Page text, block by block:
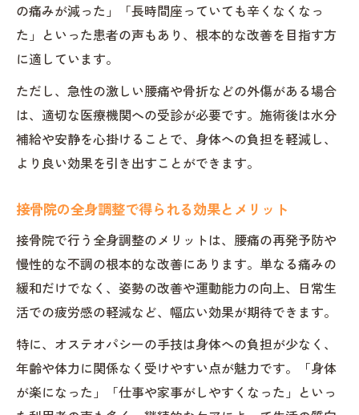
の痛みが減った」「長時間座っていても辛くなくなっ
た」といった患者の声もあり、根本的な改善を目指す方
に適しています。
ただし、急性の激しい腰痛や骨折などの外傷がある場合
は、適切な医療機関への受診が必要です。施術後は水分
補給や安静を心掛けることで、身体への負担を軽減し、
より良い効果を引き出すことができます。
接骨院の全身調整で得られる効果とメリット
接骨院で行う全身調整のメリットは、腰痛の再発予防や
慢性的な不調の根本的な改善にあります。単なる痛みの
緩和だけでなく、姿勢の改善や運動能力の向上、日常生
活での疲労感の軽減など、幅広い効果が期待できます。
特に、オステオパシーの手技は身体への負担が少なく、
年齢や体力に関係なく受けやすい点が魅力です。「身体
が楽になった」「仕事や家事がしやすくなった」といっ